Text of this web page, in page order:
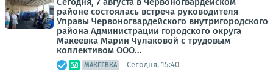
районе состоялась встреча руководителя
Управы Червоногвардейского внутригородского
района Администрации городского округа
Макеевка Марии Чулаковой с трудовым
коллективом ООО...
МАКЕЕВКА Сегодня, 15:40